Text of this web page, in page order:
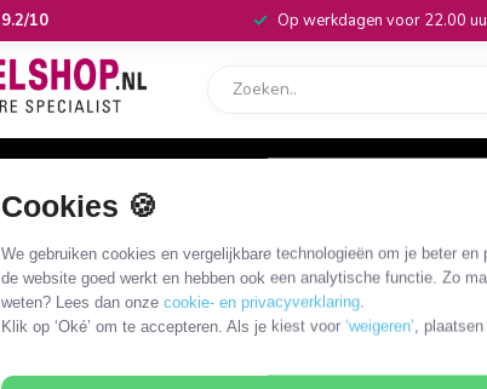
Cookies 🍪
We gebruiken cookies en vergelijkbare technologieën om je beter
de website goed werkt en hebben ook een analytische functie. Zo
weten? Lees dan onze cookie- en privacyverklaring.
Klik op ‘Oké’ om te accepteren. Als je kiest voor ‘weigeren’,
9.2/10 Op werkdagen voor 22.00